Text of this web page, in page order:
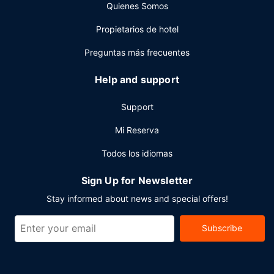
servicio de transporte al aeropuerto (ida y vuelta) de pago
Quienes Somos
Propietarios de hotel
Preguntas más frecuentes
Help and support
Support
Mi Reserva
Todos los idiomas
Sign Up for Newsletter
Stay informed about news and special offers!
Subscribe